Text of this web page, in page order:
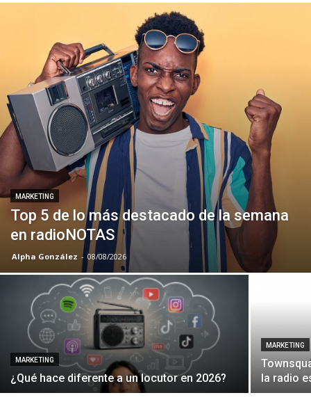
MARKETING
Top 5 de lo más destacado de la semana
en radioNOTAS
Alpha González - 08/08/2026
MARKETING
¿Qué hace diferente a un locutor en 2026?
MARKETING
la radio